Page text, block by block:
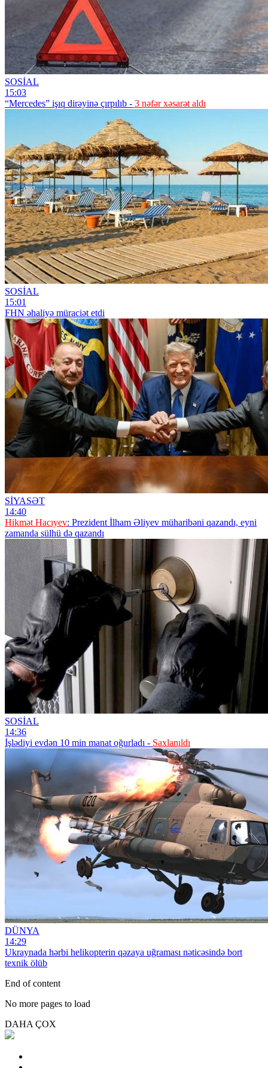
SOSİAL
15:03
“Mercedes” işıq dirəyinə çırpılıb - 3 nəfər xəsarət aldı
SOSİAL
15:01
FHN əhaliyə müraciət etdi
SİYASƏT
14:40
Hikmət Hacıyev: Prezident İlham Əliyev müharibəni qazandı, eyni
zamanda sülhü də qazandı
SOSİAL
14:36
İşlədiyi evdən 10 min manat oğurladı - Saxlanıldı
DÜNYA
14:29
Ukraynada hərbi helikopterin qəzaya uğraması nəticəsində bort
texnik ölüb
End of content
No more pages to load
DAHA ÇOX